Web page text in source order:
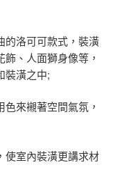
的洛可可款式，裝潢
、人面獅身像等，
裝潢之中;
來襯著空間氣氛，
使室內裝潢更講求材